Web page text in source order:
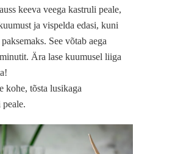
keeva veega kastruli peale,
ja vispelda edasi, kuni
See võtab aega
Ära lase kuumusel liiga
kohe, tõsta lusikaga